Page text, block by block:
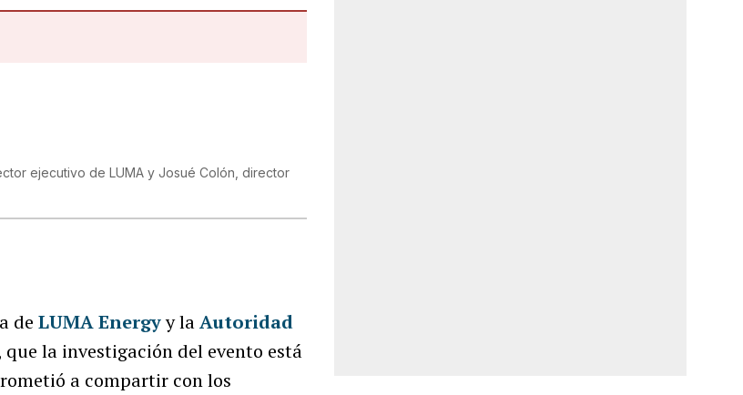
ejecutivo de LUMA y Josué Colón, director
deLUMA Energyy laAutoridad
que la investigación del evento está
a compartir con los